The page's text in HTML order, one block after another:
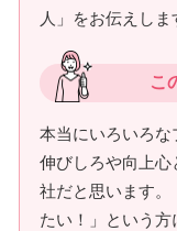
人」をお伝えしま
こ
本当にいろいろ
伸びしろや向上
社だと思います。
たい！」という方